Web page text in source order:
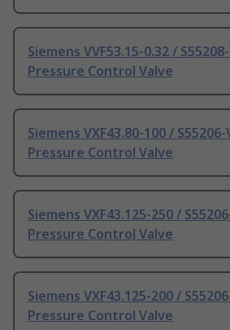
Siemens VVF53.15-0.32 /
Pressure Control Valve
Siemens VXF43.80-100 /
Pressure Control Valve
Siemens VXF43.125-250 /
Pressure Control Valve
Siemens VXF43.125-200 /
Pressure Control Valve